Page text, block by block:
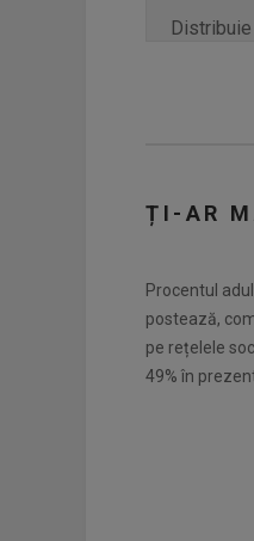
ȚI-AR
Procentul
postează,
pe rețelele
49% în